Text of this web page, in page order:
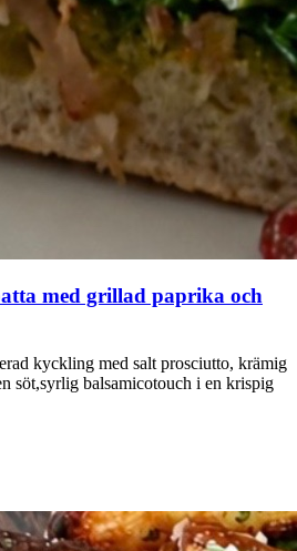
med grillad paprika och
kyckling med salt prosciutto, krämig
söt,syrlig balsamicotouch i en krispig